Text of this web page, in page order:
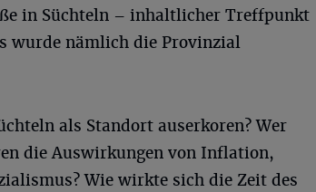
in Süchteln – inhaltlicher Treffpunkt
wurde nämlich die Provinzial
als Standort auserkoren? Wer
die Auswirkungen von Inflation,
Wie wirkte sich die Zeit des